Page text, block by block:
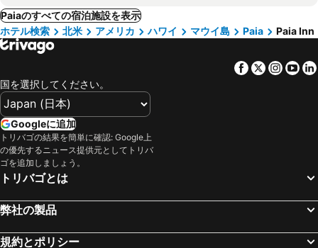
Paiaのすべての宿泊施設を表示
ホテル検索
北米 アメリカ ハワイ マウイ島 Paia Paia Inn
Facebook
Twitter
国を選択してください。
Googleに追加
トリバゴの結果を簡単に確認: Google上
の優先するニュース提供元としてトリバ
ゴを追加しましょう。
トリバゴとは
弊社の製品
規約とポリシー